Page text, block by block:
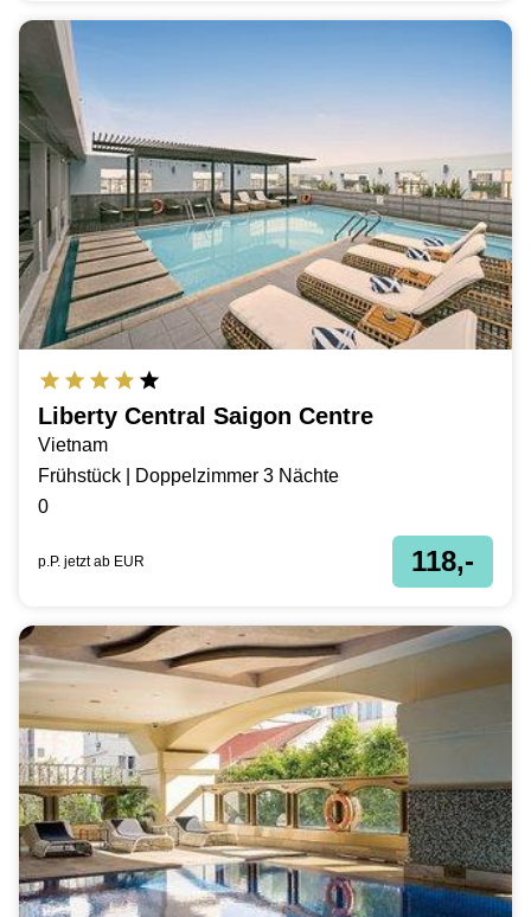
Liberty Central Saigon Centre
Vietnam
Frühstück | Doppelzimmer 3 Nächte
0
p.P. jetzt ab EUR 118,-